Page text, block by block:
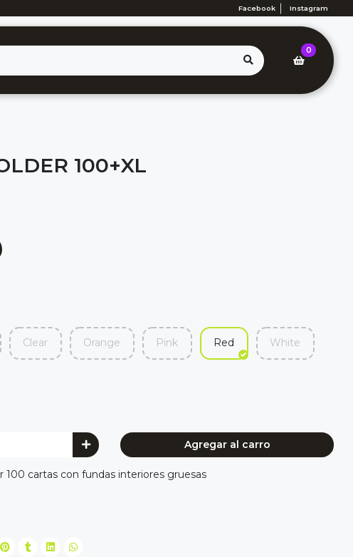
Facebook Instagram
0
100+XL
Clear Orange Pink Red White
Agregar al carro
100 cartas con fundas interiores gruesas